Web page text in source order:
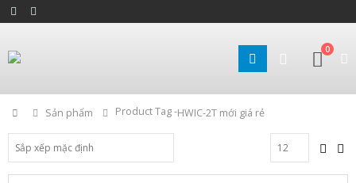
0
Home
Sản phẩm Product Tag -HWIC-2T mới giá rẻ